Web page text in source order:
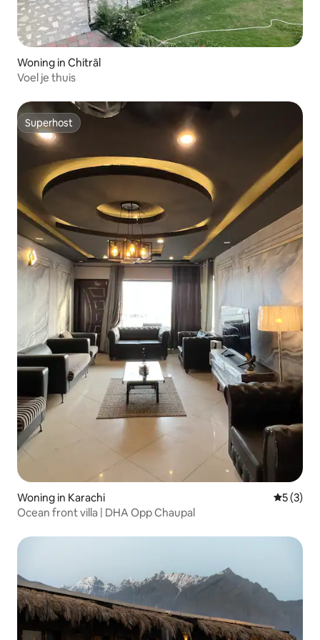
Woning in Chitrāl
Voel je thuis
Superhost
Superhost
Woning in Karachi
5 (3)
Ocean front villa | DHA Opp Chaupal